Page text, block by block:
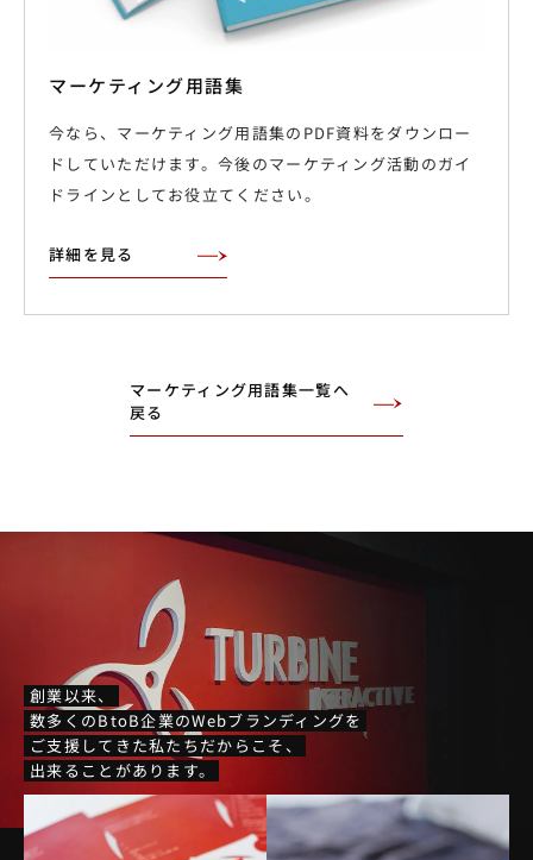
マーケティング用語集
今なら、マーケティング用語集のPDF資料をダウンロー
ドしていただけます。今後のマーケティング活動のガイ
ドラインとしてお役立てください。
詳細を見る
マーケティング用語集一覧へ
戻る
創業以来、
数多くのBtoB企業のWebブランディングを
ご支援してきた私たちだからこそ、
出来ることがあります。